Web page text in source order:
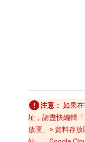
注意： 如果
址，請盡快編輯「
放區」 > 資料存放